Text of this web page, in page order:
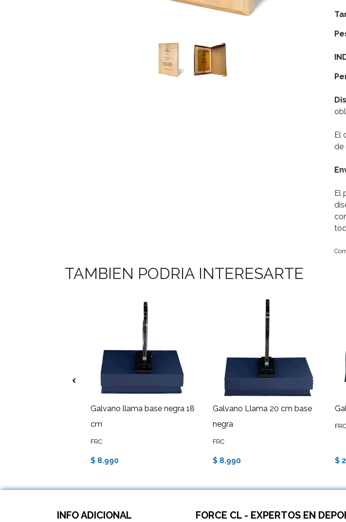
El
de
El
TAMBIEN PODRIA INTERESARTE
Galvano llama base negra 18
cm
FRC
$ 8.990
Galvano Llama 20 cm base
negra
FRC
$ 8.990
FRC
$
INFO ADICIONAL FORCE CL - EXPERTOS EN